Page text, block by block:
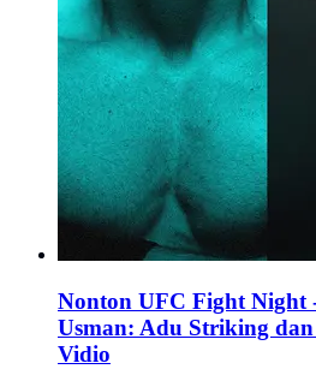
Nonton UFC Fight Night
Usman: Adu Striking
Vidio